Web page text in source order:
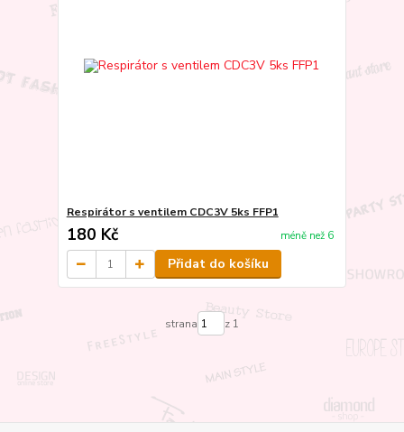
Respirátor s ventilem CDC3V 5ks FFP1
180 Kč méně než 6
Přidat do košíku
strana z 1